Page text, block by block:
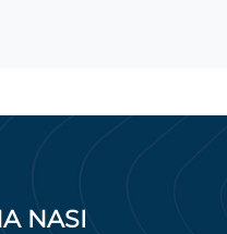
NASI